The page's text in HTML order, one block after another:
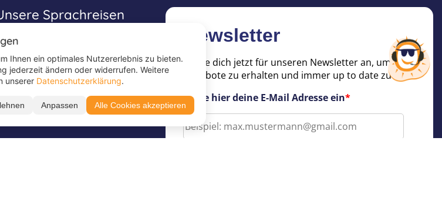
Sprachreisen
Newsletter
Melde dich jetzt für unseren Newsletter an, um tolle
Angebote zu erhalten und immer up to date zu sein!
Trage hier deine E-Mail Adresse ein*
Ihnen ein optimales Nutzererlebnis zu bieten.
jederzeit ändern oder widerrufen. Weitere
unserer Datenschutzerklärung.
Anpassen Alle Cookies akzeptieren